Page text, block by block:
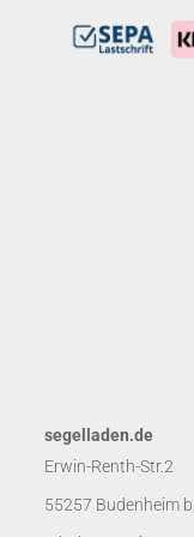
segelladen.de
Erwin-Renth-Str.2
55257 Budenheim